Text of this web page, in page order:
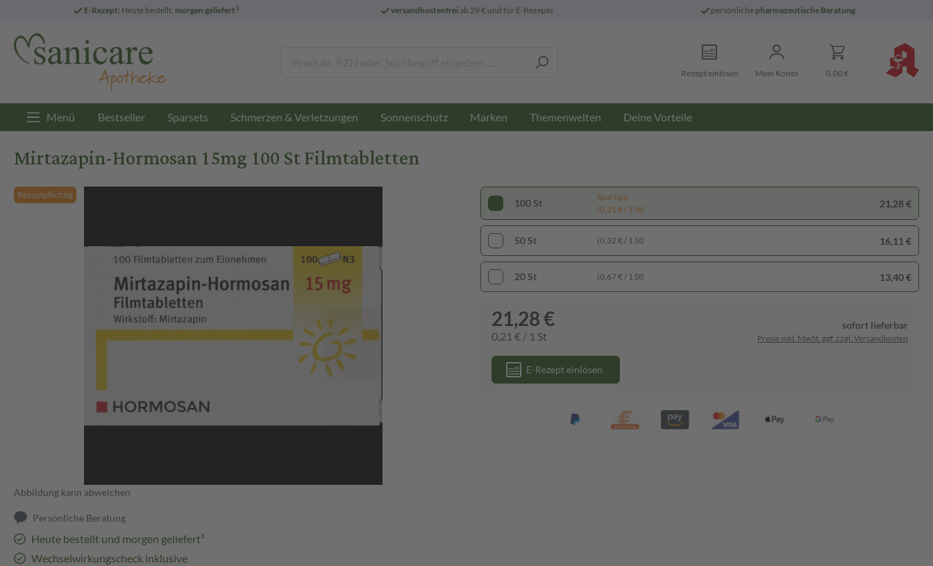
E-Rezept: Heute bestellt, morgen geliefert3 versandkostenfreiab 29 € und für E-Rezepte persönliche pharmazeutische Beratung
Rezept einlösen Mein Konto 0,00 €
Menü Bestseller Sparsets Schmerzen & Verletzungen Sonnenschutz Marken Themenwelten Deine Vorteile
Mirtazapin-Hormosan 15mg 100 St Filmtabletten
Rezeptpflichtig
Abbildung kann abweichen
Persönliche Beratung
Heute bestellt und morgen geliefert³
Wechselwirkungscheck inklusive
100 St
Spartipp
(0,21 € / 1 St)
21,28 €
50 St (0,32 € / 1 St) 16,11 €
20 St (0,67 € / 1 St) 13,40 €
21,28 €
0,21 € / 1 St
sofort lieferbar
Preise inkl. MwSt. ggf. zzgl. Versandkosten
E-Rezept einlösen